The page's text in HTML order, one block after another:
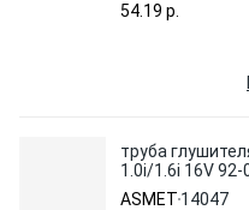
54.19 p.
труба
1.0i/1.6i 16V 92-
ASMET 14047